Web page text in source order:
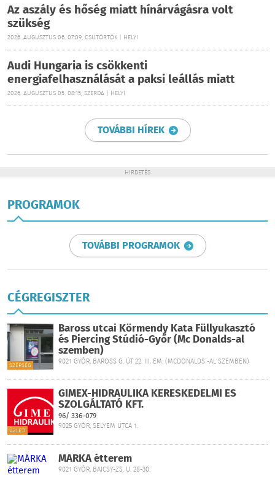
Az aszály és hőség miatt hínárvágásra volt
szükség
2026. AUGUSZTUS 06. 07:09, CSÜTÖRTÖK | HELYI
Audi Hungaria is csökkenti
energiafelhasználását a paksi leállás miatt
2026. AUGUSZTUS 05. 08:15, SZERDA | HELYI
TOVÁBBI HÍREK
HIRDETÉS
PROGRAMOK
TOVÁBBI PROGRAMOK
CÉGREGISZTER
SZÉPSÉG
Baross utcai Körmendy Kata Füllyukasztó
és Piercing Stúdió-Győr (Mc Donalds-al
szemben)
9021 GYŐR, BAROSS G. ÚT 22. III. EM. (MCDONALDS´-AL SZEMBEN)
ÜZLETI
GIMEX-HIDRAULIKA KERESKEDELMI ÉS
SZOLGÁLTATÓ KFT.
96/ 336-079
9025 GYŐR, SELYEM UTCA 1.
MÁRKA étterem
9021 GYŐR, BAJCSY-ZS. U. 28-30.